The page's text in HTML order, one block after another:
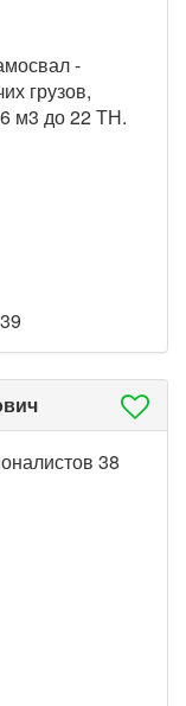
-
грузов,
м3 до 22 ТН.
38